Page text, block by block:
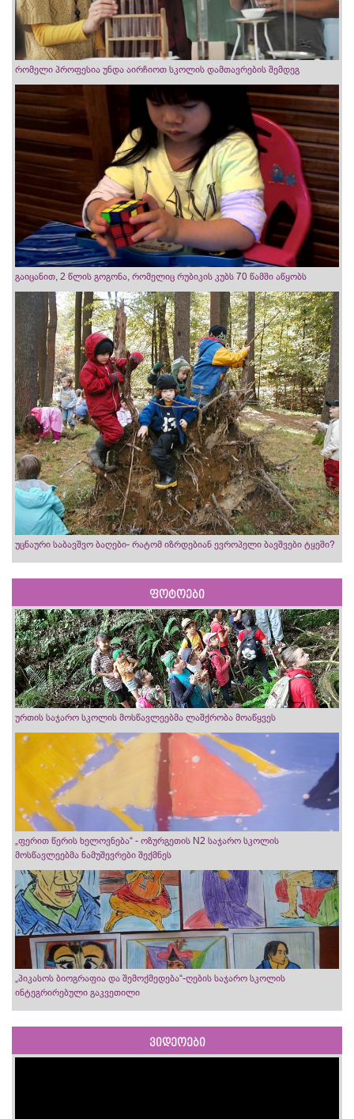
რომელი პროფესია უნდა აირჩიოთ სკოლის დამთავრების შემდეგ
გაიცანით, 2 წლის გოგონა, რომელიც რუბიკის კუბს 70 წამში აწყობს
უცნაური საბავშვო ბაღები- რატომ იზრდებიან ევროპელი ბავშვები ტყეში?
ფოტოები
ურთის საჯარო სკოლის მოსწავლეებმა ლაშქრობა მოაწყვეს
„ფერით წერის ხელოვნება“ - ოზურგეთის N2 საჯარო სკოლის
მოსწავლეებმა ნამუშევრები შექმნეს
„პიკასოს ბიოგრაფია და შემოქმედება“-ღების საჯარო სკოლის
ინტეგრირებული გაკვეთილი
ვიდეოები